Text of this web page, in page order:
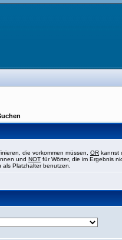
die vorkommen müssen, OR kannst
und NOT für Wörter, die im Ergebnis
Platzhalter benutzen.